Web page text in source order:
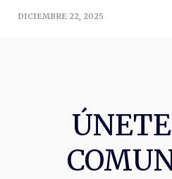
DICIEMBRE 22, 2025